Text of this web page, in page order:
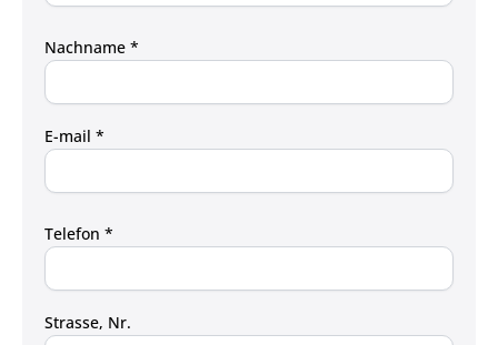
Nachname *
E-mail *
Telefon *
Strasse, Nr.